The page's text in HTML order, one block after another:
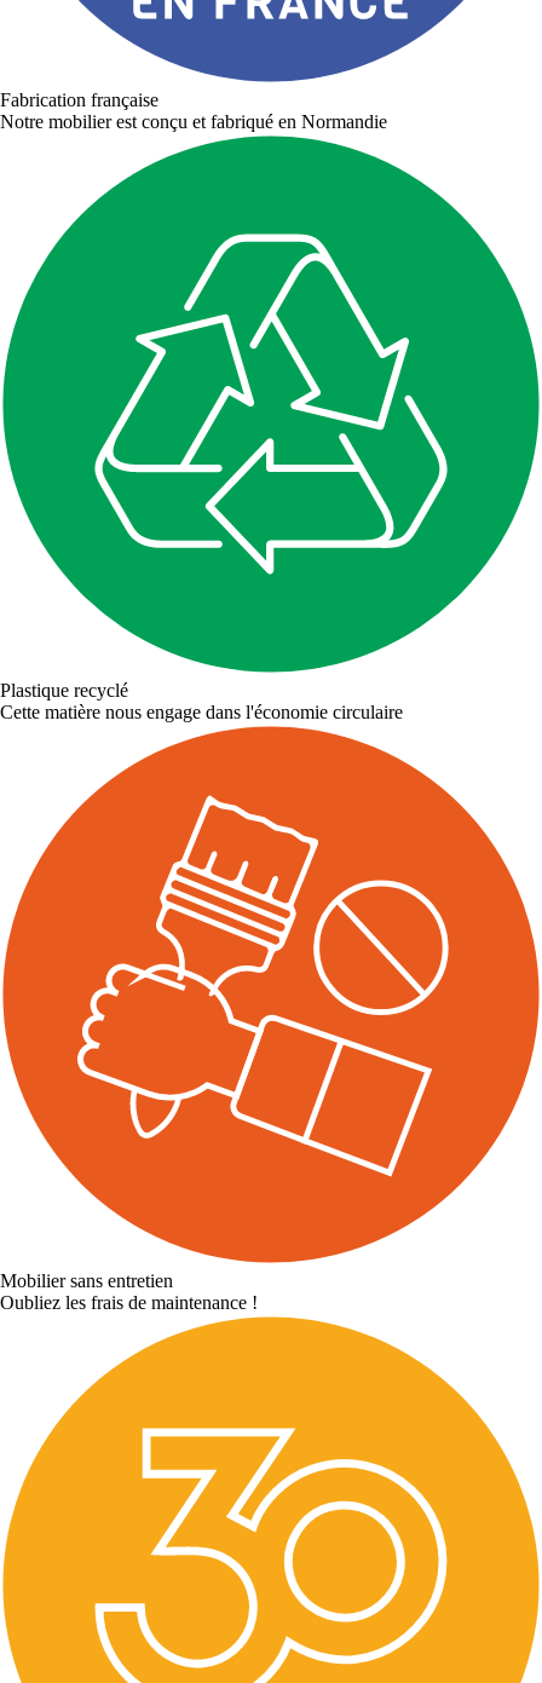
Fabrication française
Notre mobilier est conçu et fabriqué en Normandie
Plastique recyclé
Cette matière nous engage dans l'économie circulaire
Mobilier sans entretien
Oubliez les frais de maintenance !